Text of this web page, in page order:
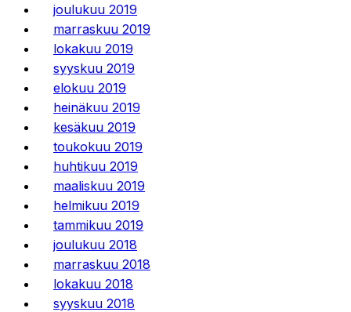
joulukuu 2019
marraskuu 2019
lokakuu 2019
syyskuu 2019
elokuu 2019
heinäkuu 2019
kesäkuu 2019
toukokuu 2019
huhtikuu 2019
maaliskuu 2019
helmikuu 2019
tammikuu 2019
joulukuu 2018
marraskuu 2018
lokakuu 2018
syyskuu 2018